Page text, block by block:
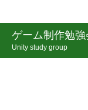
ゲーム制作勉強
Unity study group